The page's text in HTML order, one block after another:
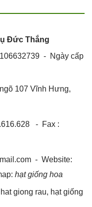
Đức Thắng
- Ngày cấp
107 Vĩnh Hưng,
- Fax :
- Website:
hạt giống hoa
hat giong rau, hạt giống